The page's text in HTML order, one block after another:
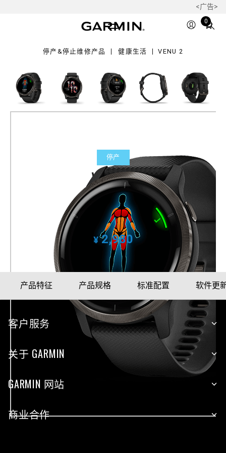
<广告>
0
Total
停产&停止维修产品 健康生活 VENU 2
停产
Venu 2
智能运动腕表
产品料号010-02430-51
¥ 2,980
产品特征 产品规格 标准配置 软件更
客户服务
关于 GARMIN
GARMIN 网站
商业合作